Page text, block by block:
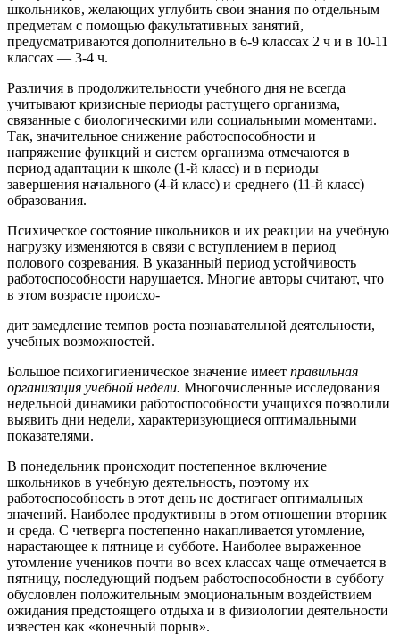
школьников, желающих углубить свои знания по отдельным
предметам с помощью факультативных занятий,
предусматриваются дополнительно в 6-9 классах 2 ч и в 10-11
классах — 3-4 ч.
Различия в продолжительности учебного дня не всегда
учитывают кризисные периоды растущего организма,
связанные с биологическими или социальными моментами.
Так, значительное снижение работоспособности и
напряжение функций и систем организма отмечаются в
период адаптации к школе (1-й класс) и в периоды
завершения начального (4-й класс) и среднего (11-й класс)
образования.
Психическое состояние школьников и их реакции на учебную
нагрузку изменяются в связи с вступлением в период
полового созревания. В указанный период устойчивость
работоспособности нарушается. Многие авторы считают, что
в этом возрасте происхо-
дит замедление темпов роста познавательной деятельности,
учебных возможностей.
Большое психогигиеническое значение имеет правильная
организация учебной недели. Многочисленные исследования
недельной динамики работоспособности учащихся позволили
выявить дни недели, характеризующиеся оптимальными
показателями.
В понедельник происходит постепенное включение
школьников в учебную деятельность, поэтому их
работоспособность в этот день не достигает оптимальных
значений. Наиболее продуктивны в этом отношении вторник
и среда. С четверга постепенно накапливается утомление,
нарастающее к пятнице и субботе. Наиболее выраженное
утомление учеников почти во всех классах чаще отмечается в
пятницу, последующий подъем работоспособности в субботу
обусловлен положительным эмоциональным воздействием
ожидания предстоящего отдыха и в физиологии деятельности
известен как «конечный порыв».